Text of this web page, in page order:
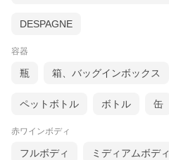
DESPAGNE
容器
瓶 箱、バッグインボックス
ペットボトル ボトル 缶
赤ワインボディ
フルボディ ミディアムボディ